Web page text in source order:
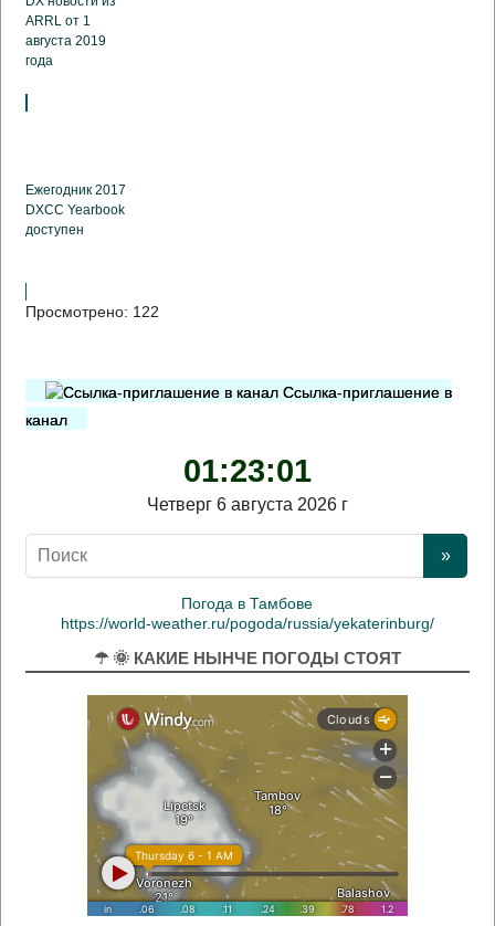
ARRL от 1
августа 2019
года
Ежегодник 2017
DXCC Yearbook
доступен
Просмотрено: 122
Ссылка-приглашение в
канал
01:23:01
Четверг 6 августа 2026 г
Погода в Тамбове
https://world-weather.ru/pogoda/russia/yekaterinburg/
☂ 🌞 КАКИЕ НЫНЧЕ ПОГОДЫ СТОЯТ